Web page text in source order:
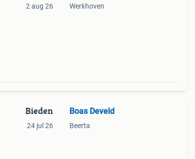
2 aug 26 Werkhoven
Bieden
24 jul 26
Boas Develd
Beerta